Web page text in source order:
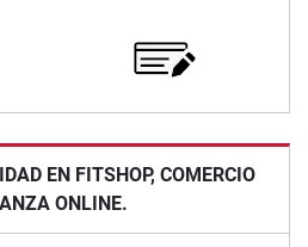
EN FITSHOP, COMERCIO
ONLINE.